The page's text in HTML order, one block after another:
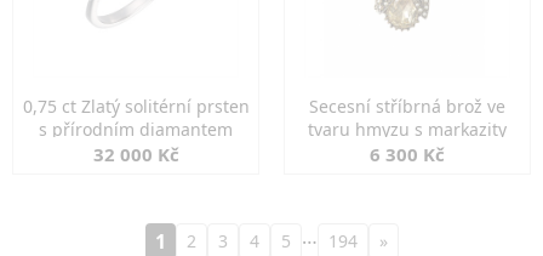
0,75 ct Zlatý solitérní prsten
s přírodním diamantem
32 000 Kč
Secesní stříbrná brož ve
tvaru hmyzu s markazity
6 300 Kč
1 2 3 4 5 … 194 »